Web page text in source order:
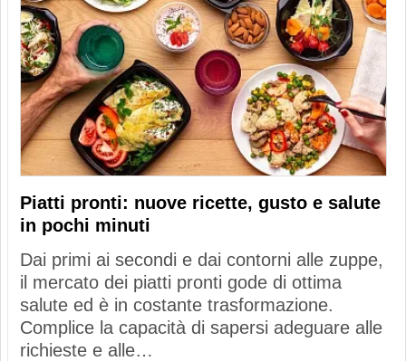
Piatti pronti: nuove ricette, gusto e salute
in pochi minuti
Dai primi ai secondi e dai contorni alle zuppe,
il mercato dei piatti pronti gode di ottima
salute ed è in costante trasformazione.
Complice la capacità di sapersi adeguare alle
richieste e alle…